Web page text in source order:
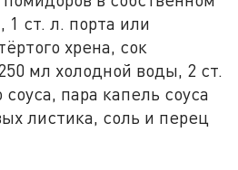
1 ст. л. порта или
хрена, сок
мл холодной воды, 2 ст.
пара капель соуса
листика, соль и перец